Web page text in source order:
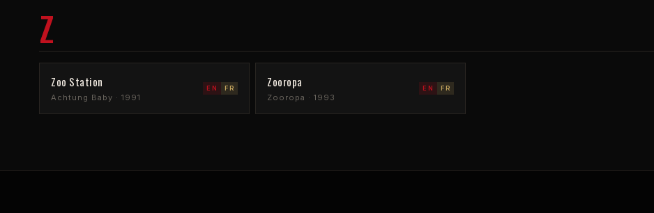
Z
Zoo Station
Achtung Baby · 1991
EN FR Zooropa
Zooropa · 1993
EN FR